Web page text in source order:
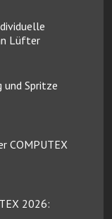
Lüfter
und Spritze
COMPUTEX
2026: